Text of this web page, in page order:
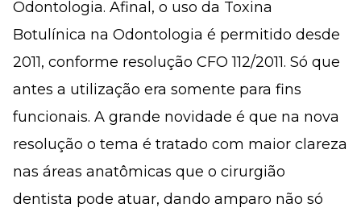
Odontologia. Afinal, o uso da Toxina
Botulínica na Odontologia é permitido desde
2011, conforme resolução CFO 112/2011. Só que
antes a utilização era somente para fins
funcionais. A grande novidade é que na nova
resolução o tema é tratado com maior clareza
nas áreas anatômicas que o cirurgião
dentista pode atuar, dando amparo não só